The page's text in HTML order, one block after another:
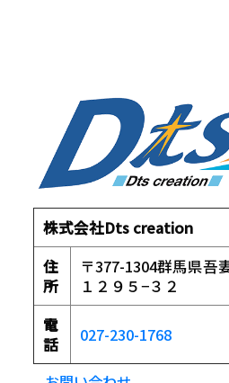
株式会社Dts creation
住
所
〒377-1304群馬県吾
１２９５−３２
電
話
027-230-1768